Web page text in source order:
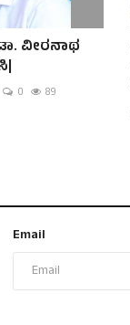
ವೀರನಾಥ
0 89
Email